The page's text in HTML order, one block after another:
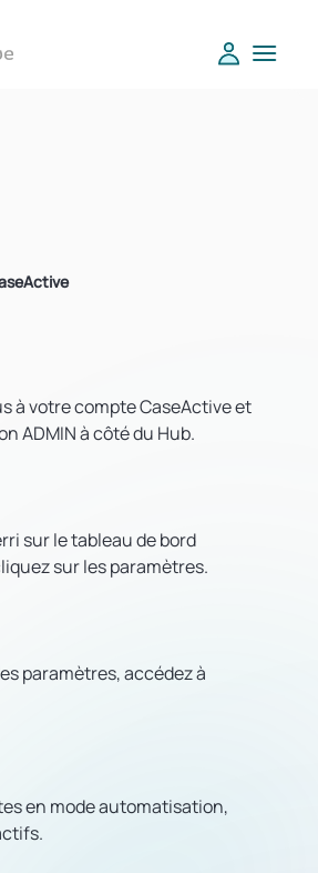
à votre compte CaseActive et
ADMIN à côté du Hub.
sur le tableau de bord
sur les paramètres.
paramètres, accédez à
en mode automatisation,